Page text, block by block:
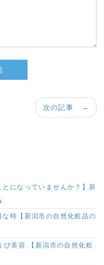
次の記事 →
とになっていませんか？】新
時【新潟市の自然化粧品の
び美容 【新潟市の自然化粧